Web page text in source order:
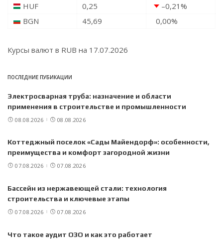
HUF
0,25 –0,21%
BGN
45,69 0,00%
Курсы валют в RUB на 17.07.2026
ПОСЛЕДНИЕ ПУБИКАЦИИ
Электросварная труба: назначение и области
применения в строительстве и промышленности
08.08.2026 08.08.2026
Коттеджный поселок «Сады Майендорф»: особенности,
преимущества и комфорт загородной жизни
07.08.2026 07.08.2026
Бассейн из нержавеющей стали: технология
строительства и ключевые этапы
07.08.2026 07.08.2026
Что такое аудит ОЗО и как это работает